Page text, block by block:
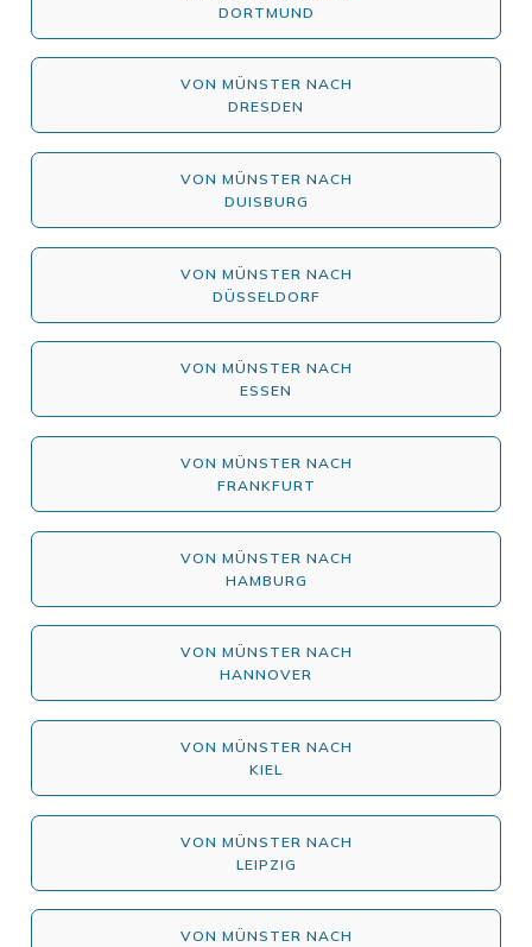
DORTMUND
VON MÜNSTER NACH
DRESDEN
VON MÜNSTER NACH
DUISBURG
VON MÜNSTER NACH
DÜSSELDORF
VON MÜNSTER NACH
ESSEN
VON MÜNSTER NACH
FRANKFURT
VON MÜNSTER NACH
HAMBURG
VON MÜNSTER NACH
HANNOVER
VON MÜNSTER NACH
KIEL
VON MÜNSTER NACH
LEIPZIG
VON MÜNSTER NACH